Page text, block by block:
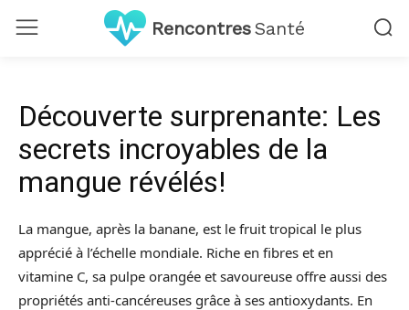
RencontresSanté
Découverte surprenante: Les
secrets incroyables de la
mangue révélés!
La mangue, après la banane, est le fruit tropical le plus
apprécié à l’échelle mondiale. Riche en fibres et en
vitamine C, sa pulpe orangée et savoureuse offre aussi des
propriétés anti-cancéreuses grâce à ses antioxydants. En